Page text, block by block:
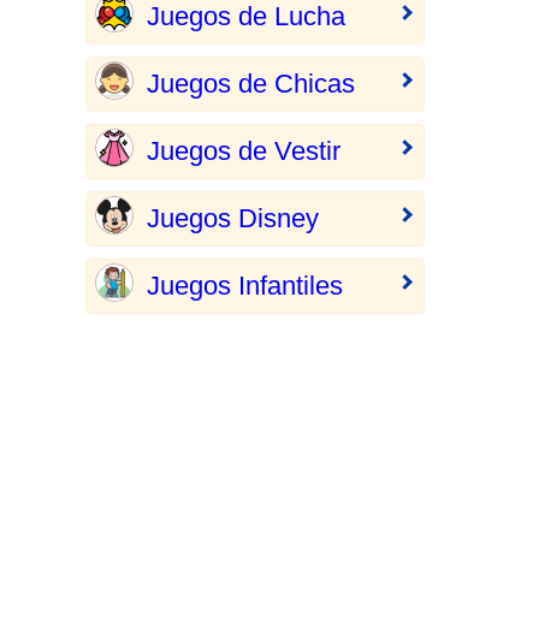
Juegos de Lucha
Juegos de Chicas
Juegos de Vestir
Juegos Disney
Juegos Infantiles